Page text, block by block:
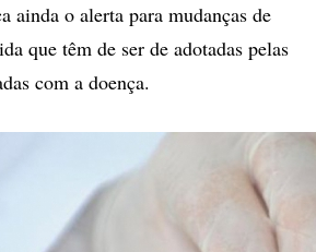
ainda o alerta para mudanças de
que têm de ser de adotadas pelas
com a doença.